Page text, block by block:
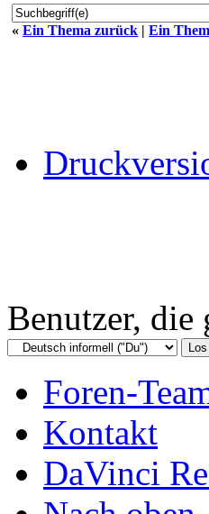
« Ein Thema zurück | Ein
Benutzer, die
Foren-
Kontakt
DaVinci